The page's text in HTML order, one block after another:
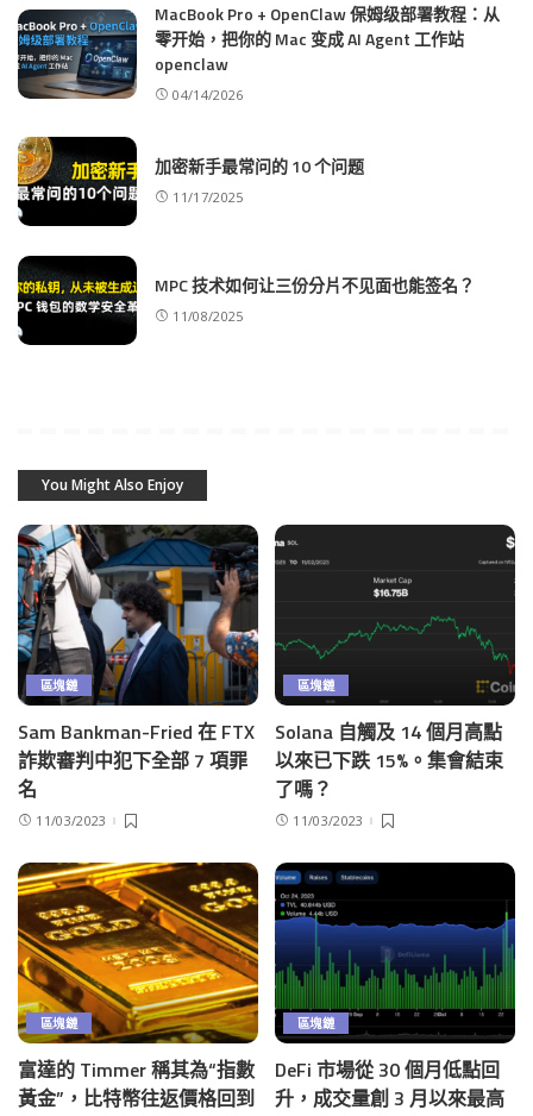
MacBook Pro + OpenClaw 保姆级部署教程：从
零开始，把你的 Mac 变成 AI Agent 工作站
openclaw
04/14/2026
加密新手最常问的 10 个问题
11/17/2025
MPC 技术如何让三份分片不见面也能签名？
11/08/2025
You Might Also Enjoy
區塊鏈
Sam Bankman-Fried 在 FTX
詐欺審判中犯下全部 7 項罪
名
11/03/2023
區塊鏈
Solana 自觸及 14 個月高點
以來已下跌 15%。集會結束
了嗎？
11/03/2023
區塊鏈
富達的 Timmer 稱其為“指數
黃金”，比特幣往返價格回到
區塊鏈
DeFi 市場從 30 個月低點回
升，成交量創 3 月以來最高